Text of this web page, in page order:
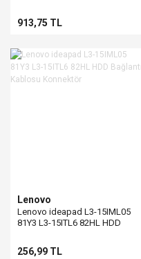
913,75 TL
Lenovo
Lenovo ideapad L3-15IML05
81Y3 L3-15ITL6 82HL HDD
256,99 TL